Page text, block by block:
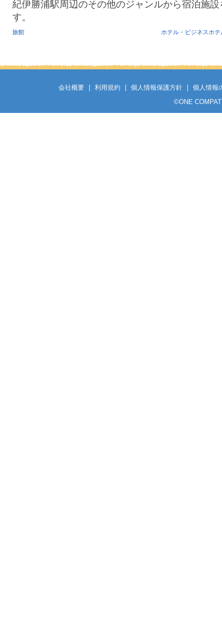
紀伊勝浦駅周辺のその他のジャンルから宿泊施
す。
旅館 ホテル・ビジネスホテ
会社概要 利用規約 個人情報保護方針
個人情報
©ONE